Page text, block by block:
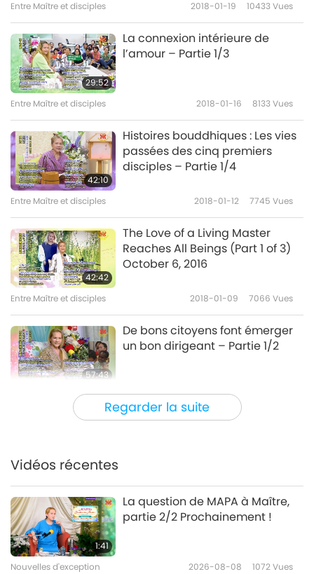
Regarder la suite
Entre Maître et disciples 2018-01-19 10433Vues
29:52
La connexion intérieure de
l’amour – Partie 1/3
Entre Maître et disciples 2018-01-16 8133Vues
42:10
Histoires bouddhiques : Les vies
passées des cinq premiers
disciples – Partie 1/4
Entre Maître et disciples 2018-01-12 7745 Vues
42:42
The Love of a Living Master
Reaches All Beings (Part 1 of 3)
October 6, 2016
Entre Maître et disciples 2018-01-09 7066 Vues
57:43
De bons citoyens font émerger
un bon dirigeant – Partie 1/2
Entre Maître et disciples 2018-01-07
38:27
38:00
C'est toujours mieux lorsque
Vidéos récentes
1:41
La question de MAPA à Maître,
partie 2/2 Prochainement !
Nouvelles d'exception 2026-08-08 1072Vues